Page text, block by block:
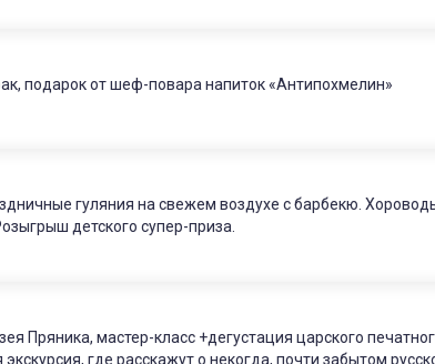
подарок от шеф-повара напиток «Антипохмелин»
гуляния на свежем воздухе с барбекю.
детского супер-приза.
Пряника, мастер-класс +дегустация царского
экскурсия, где расскажут о некогда, почти забытом